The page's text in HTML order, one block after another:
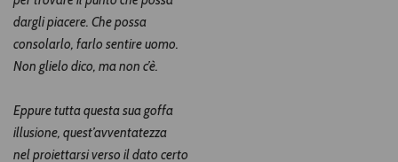
dargli piacere. Che possa
consolarlo, farlo sentire uomo.
Non glielo dico, ma non c’è.
Eppure tutta questa sua goffa
illusione, quest’avventatezza
nel proiettarsi verso il dato certo